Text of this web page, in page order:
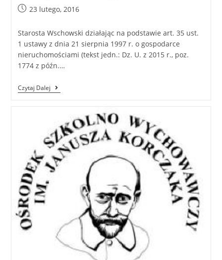
23 lutego, 2016
Starosta Wschowski działając na podstawie art. 35 ust.
1 ustawy z dnia 21 sierpnia 1997 r. o gospodarce
nieruchomościami (tekst jedn.: Dz. U. z 2015 r., poz.
1774 z późn.…
Czytaj Dalej